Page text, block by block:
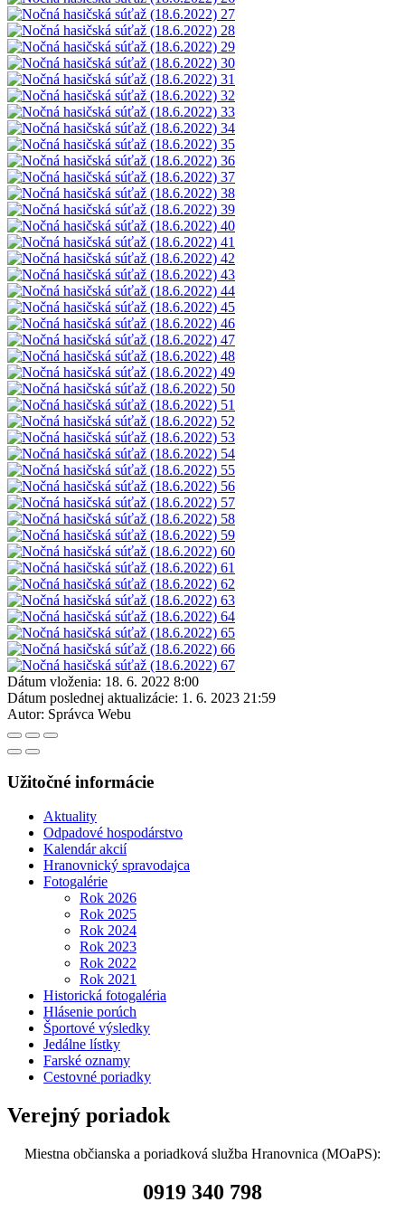
Dátum vloženia: 18. 6. 2022 8:00
Dátum poslednej aktualizácie: 1. 6. 2023 21:59
Autor: Správca Webu
Užitočné informácie
Aktuality
Odpadové hospodárstvo
Kalendár akcií
Hranovnický spravodajca
Fotogalérie
Rok 2026
Rok 2025
Rok 2024
Rok 2023
Rok 2022
Rok 2021
Historická fotogaléria
Hlásenie porúch
Športové výsledky
Jedálne lístky
Farské oznamy
Cestovné poriadky
Verejný poriadok
Miestna občianska a poriadková služba Hranovnica (MOaPS):
0919 340 798